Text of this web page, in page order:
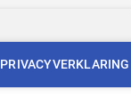
PRIVACYVERKLARING